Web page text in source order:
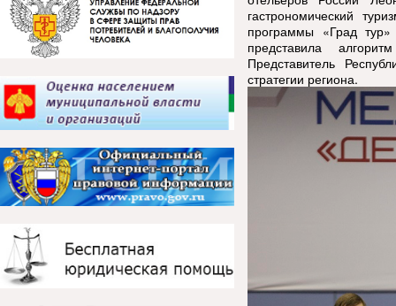
гастрономический
программы «Град
представила
Представитель
стратегии региона.